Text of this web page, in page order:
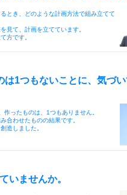
とき、どのような計画方法で組み立てて
見て、計画を立てています。
方です。
は1つもないことに、気づ
作ったものは、1つもありません。
合わせたものの結果です。
造しました。
いませんか。